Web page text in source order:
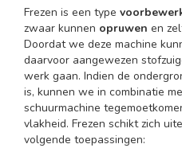
Frezen is een type
zwaar kunnen opruwen en
Doordat we deze machine
daarvoor aangewezen
werk gaan. Indien de
is, kunnen we in combinatie
schuurmachine
vlakheid. Frezen schikt zich
volgende toepassingen: